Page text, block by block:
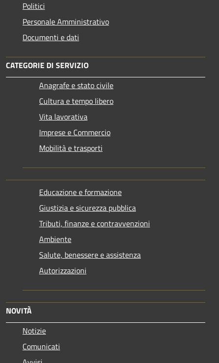
Politici
Personale Amministrativo
Documenti e dati
CATEGORIE DI SERVIZIO
Anagrafe e stato civile
Cultura e tempo libero
Vita lavorativa
Imprese e Commercio
Mobilità e trasporti
Educazione e formazione
Giustizia e sicurezza pubblica
Tributi, finanze e contravvenzioni
Ambiente
Salute, benessere e assistenza
Autorizzazioni
NOVITÀ
Notizie
Comunicati